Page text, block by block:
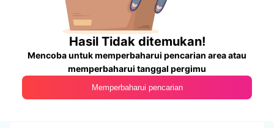
Hasil Tidak ditemukan!
Mencoba untuk memperbaharui pencarian area atau
memperbaharui tanggal pergimu
Memperbaharui pencarian